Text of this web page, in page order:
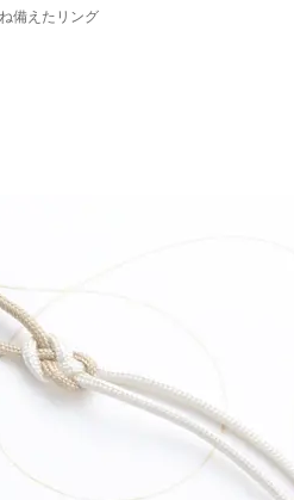
備えたリング